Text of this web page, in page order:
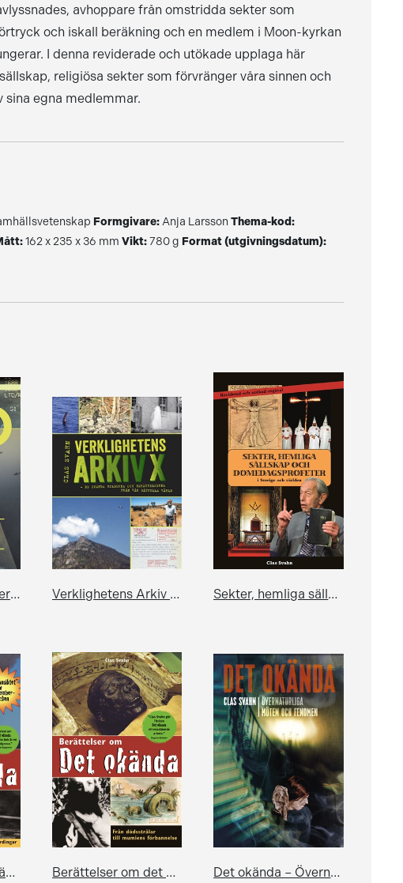
avhoppare från omstridda sekter som
och iskall beräkning och en medlem i Moon-kyrkan
I denna reviderade och utökade upplaga här
religiösa sekter som förvränger våra sinnen och
egna medlemmar.
Formgivare:Anja Larsson Thema-kod:
162 x 235 x 36 mm Vikt:780 g Format (utgivningsdatum):
UFO – Närkontakterna som skakat världen Verklighetens Arkiv X – De okända bilderna och berättelserna från vår gåtfulla värld Sekter, hemliga sällskap och domedagsprofeter
Möten med det okända Berättelser om det okända Det okända – Övernaturliga möten och fenomen